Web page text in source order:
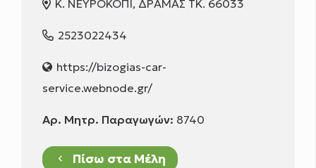
Κ. ΝΕΥΡΟΚΟΠΙ, ΔΡΑΜΑΣ ΤΚ. 66033
2523022434
https://bizogias-car-
service.webnode.gr/
Αρ. Μητρ. Παραγωγών: 8740
keyboard_arrow_left Πίσω στα Μέλη